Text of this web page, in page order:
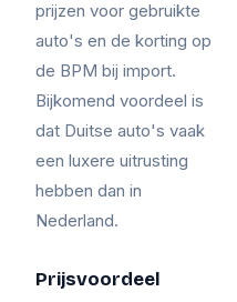
prijzen voor gebruikte
auto's en de korting op
de BPM bij import.
Bijkomend voordeel is
dat Duitse auto's vaak
een luxere uitrusting
hebben dan in
Nederland.
Prijsvoordeel